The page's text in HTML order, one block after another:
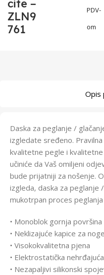
cite –
ZLN9
761
PDV-
om
Opis
Daska za peglanje /
izgledate sređeno.
kvalitetne pegle i
učiniće da Vaš omiljeni
bude prijatniji za nošenje.
izgleda, daska za peglanje
mukotrpan proces peglanja
• Monoblok gornja površina
• Neklizajuće kapice za noge
• Visokokvalitetna pjena
• Elektrostatička
• Nezapaljivi silikonski